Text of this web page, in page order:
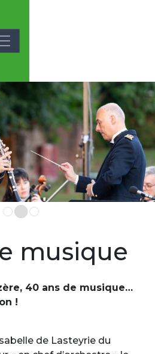
musique
40 ans de musique…
!
de Lasteyrie du